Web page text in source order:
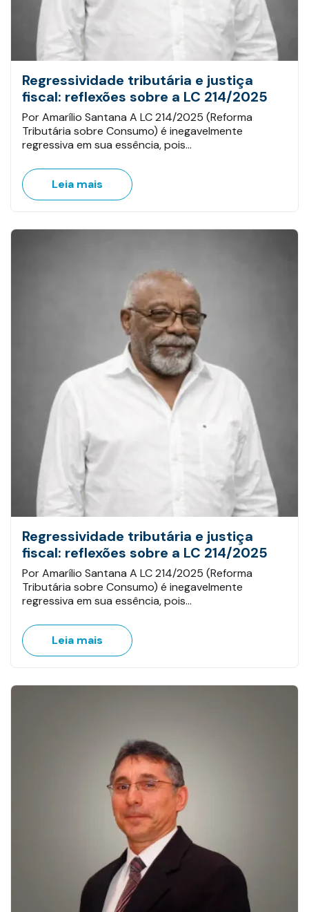
Regressividade tributária e justiça
fiscal: reflexões sobre a LC 214/2025
Por Amarílio Santana A LC 214/2025 (Reforma
Tributária sobre Consumo) é inegavelmente
regressiva em sua essência, pois…
Leia mais
Regressividade tributária e justiça
fiscal: reflexões sobre a LC 214/2025
Por Amarílio Santana A LC 214/2025 (Reforma
Tributária sobre Consumo) é inegavelmente
regressiva em sua essência, pois…
Leia mais